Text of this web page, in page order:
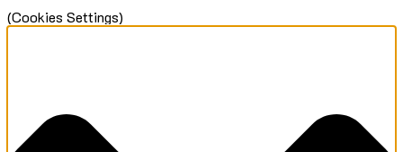
(Cookies Settings)